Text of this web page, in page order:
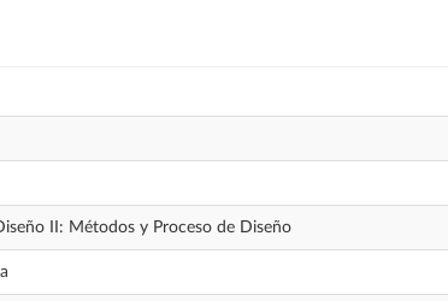
II: Métodos y Proceso de Diseño